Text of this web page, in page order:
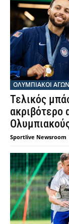
ΟΛΥΜΠΙΑΚΟΊ
Τελικός
ακριβότερο
Sportlive Newsroom